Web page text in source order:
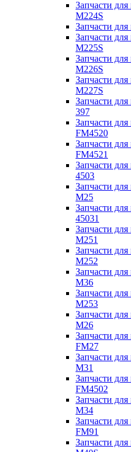
Запчасти
M224S
Запчасти
Запчасти
M225S
Запчасти
M226S
Запчасти
M227S
Запчасти
397
Запчасти
FM4520
Запчасти
FM4521
Запчасти
4503
Запчасти
M25
Запчасти
45031
Запчасти
M251
Запчасти
M252
Запчасти
M36
Запчасти
M253
Запчасти
M26
Запчасти
FM27
Запчасти
M31
Запчасти
FM4502
Запчасти
M34
Запчасти
FM91
Запчасти